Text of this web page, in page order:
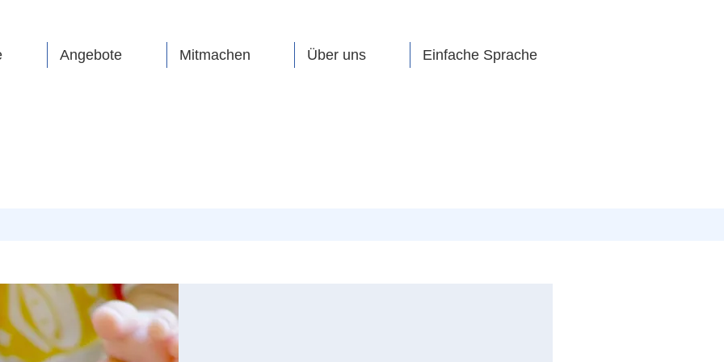
Angebote Mitmachen Über uns Einfache Sprache